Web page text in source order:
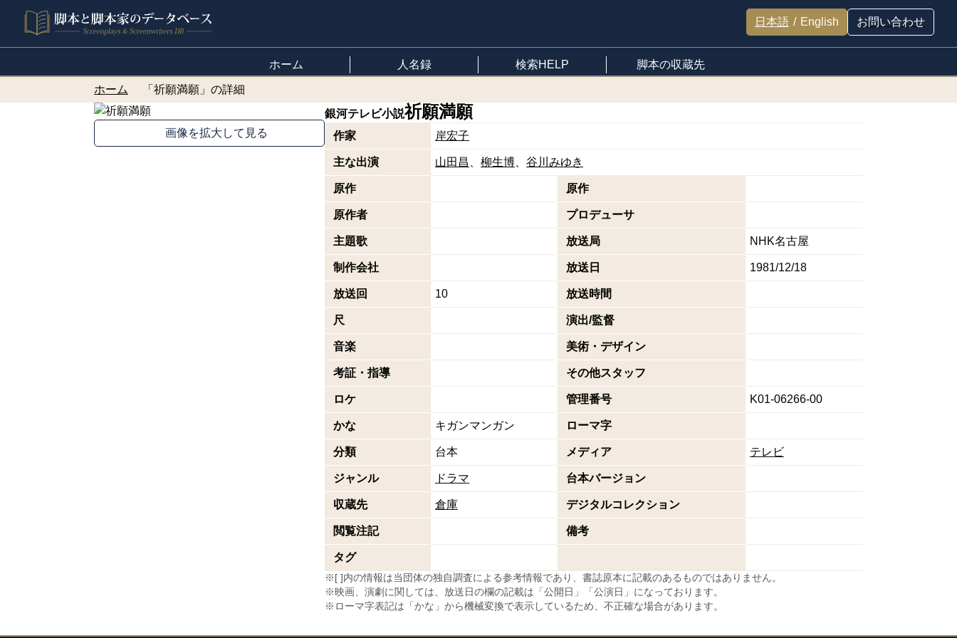
日本語 / English お問い合わせ
ホーム 人名録 検索HELP 脚本の収蔵先
ホーム 「祈願満願」の詳細
画像を拡大して見る
銀河テレビ小説祈願満願
作家 岸宏子
主な出演 山田昌 柳生博 谷川みゆき
原作 原作
原作者 プロデューサ
主題歌 放送局 NHK名古屋
制作会社 放送日 1981/12/18
放送回 10 放送時間
尺 演出/監督
音楽 美術・デザイン
考証・指導 その他スタッフ
ロケ 管理番号 K01-06266-00
かな キガンマンガン ローマ字
分類 台本 メディア テレビ
ジャンル ドラマ 台本バージョン
収蔵先 倉庫 デジタルコレクション
閲覧注記 備考
タグ
※[ ]内の情報は当団体の独自調査による参考情報であり、書誌原本に記載のあるものではありません。
※映画、演劇に関しては、放送日の欄の記載は「公開日」「公演日」になっております。
※ローマ字表記は「かな」から機械変換で表示しているため、不正確な場合があります。